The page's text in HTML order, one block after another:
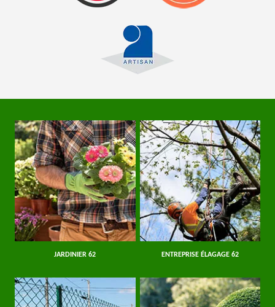
JARDINIER 62 ENTREPRISE ÉLAGAGE 62